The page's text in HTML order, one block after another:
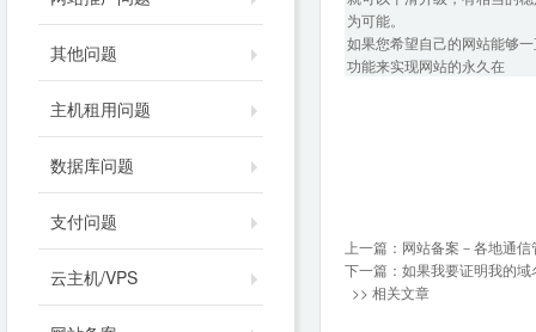
其他问题
主机租用问题
数据库问题
支付问题
云主机/VPS
为可能。
如果您希望自己的网站能够
功能来实现网站的永久在
上一篇： 网站备案－各地通
下一篇： 如果我要证明我的
>> 相关文章